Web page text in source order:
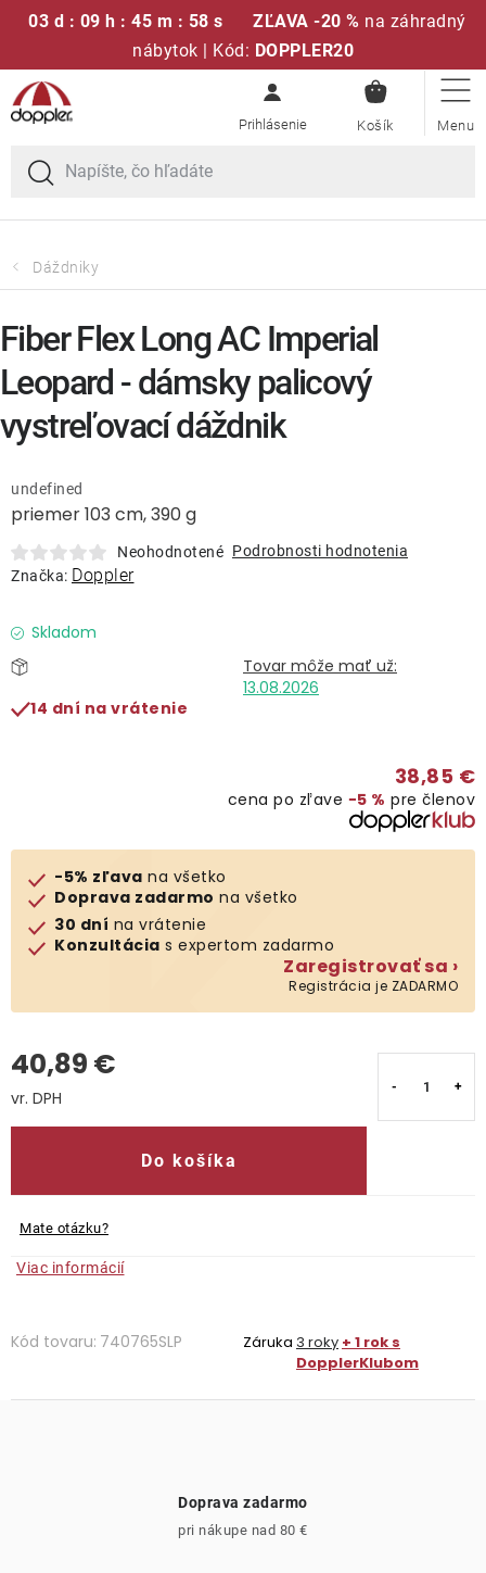
03 d : 09 h : 45 m : 58 s ZĽAVA -20 % na záhradný
nábytok | Kód: DOPPLER20
Prejsť
na
obsah
KOŠÍK
Sedacie súpravy
Slnečníky
Polstre a sedáky
Lavice a hojdačky
Lehátka
Doplnky
Dáždniky
Klub výhod
O nás
Kontakty
Dáždniky
priemer 103 cm, 390 g
undefined
Neohodnotené Podrobnosti hodnotenia
Značka: Doppler
Skladom
13.08.2026
14 dní na vrátenie
38,85 €
cena po zľave −5 % pre členov
-5% zľava na všetko
Doprava zadarmo na všetko
30 dní na vrátenie
Konzultácia s expertom zadarmo
Zaregistrovať sa ›
Registrácia je ZADARMO
40,89 €
Do košíka
Mate otázku?
Viac informácií
Kód tovaru: 740765SLP Záruka 3 roky + 1 rok s
DopplerKlubom
Fiber Flex Long AC Imperial
Leopard - dámsky palicový
vystreľovací dáždnik
Doprava zadarmo
pri nákupe nad 80 €